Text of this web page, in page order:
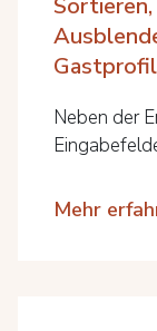
Neben der
Mehr